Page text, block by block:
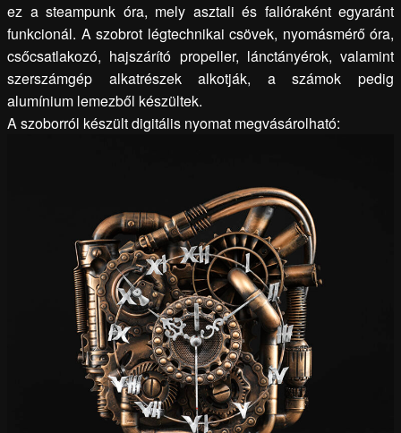
ez a steampunk óra, mely asztali és falióraként egyaránt
funkcionál. A szobrot légtechnikai csövek, nyomásmérő óra,
csőcsatlakozó, hajszárító propeller, lánctányérok, valamint
szerszámgép alkatrészek alkotják, a számok pedig
alumínium lemezből készültek.
A szoborról készült digitális nyomat megvásárolható: